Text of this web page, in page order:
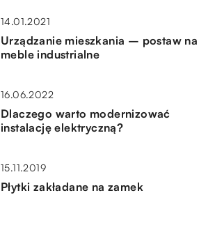
14.01.2021
Urządzanie mieszkania – postaw na
meble industrialne
16.06.2022
Dlaczego warto modernizować
instalację elektryczną?
15.11.2019
Płytki zakładane na zamek